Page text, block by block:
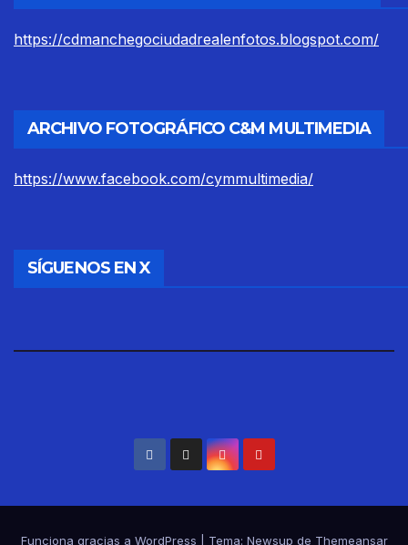
https://cdmanchegociudadrealenfotos.blogspot.com/
ARCHIVO FOTOGRÁFICO C&M MULTIMEDIA
https://www.facebook.com/cymmultimedia/
SÍGUENOS EN X
Funciona gracias a WordPress Tema: Newsup de Themeansar